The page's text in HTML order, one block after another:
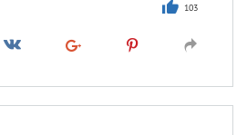
103
ИМЕНА
Все